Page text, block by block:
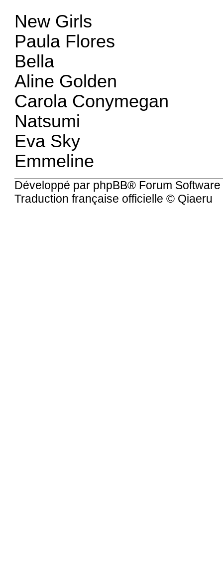
New Girls
Paula Flores
Bella
Aline Golden
Carola Conymegan
Natsumi
Eva Sky
Emmeline
Développé par phpBB® Forum
Traduction française officielle © Qiaeru